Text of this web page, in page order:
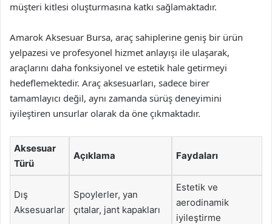
müşteri kitlesi oluşturmasına katkı sağlamaktadır.
Amarok Aksesuar Bursa, araç sahiplerine geniş bir ürün
yelpazesi ve profesyonel hizmet anlayışı ile ulaşarak,
araçlarını daha fonksiyonel ve estetik hale getirmeyi
hedeflemektedir. Araç aksesuarları, sadece birer
tamamlayıcı değil, aynı zamanda sürüş deneyimini
iyileştiren unsurlar olarak da öne çıkmaktadır.
Aksesuar
Türü
Açıklama Faydaları
Dış
Aksesuarlar
Spoylerler, yan
çıtalar, jant kapakları
Estetik ve
aerodinamik
iyileştirme